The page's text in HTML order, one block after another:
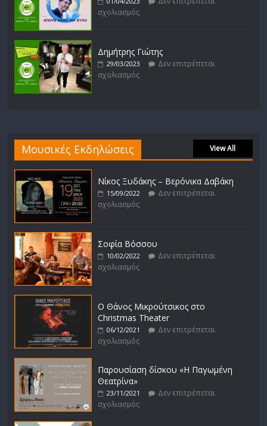
σχολιασμός
Δημήτρης Γιώτης
29/03/2023
Δεν επιτρέπεται
σχολιασμός
Μουσικές Εκδηλώσεις View All
Νίκος Ξυδάκης – Βερόνικα Δαβάκη
15/09/2022
Δεν επιτρέπεται
σχολιασμός
Σοφία Βόσσου
10/02/2022
Δεν επιτρέπεται
σχολιασμός
Ο Θάνος Μικρούτσικος στο
Christmas Theater
06/12/2021
Δεν επιτρέπεται
σχολιασμός
Παρουσίαση δίσκου «Η Παγωμένη
Θεατρίνα»
23/11/2021
Δεν επιτρέπεται
σχολιασμός